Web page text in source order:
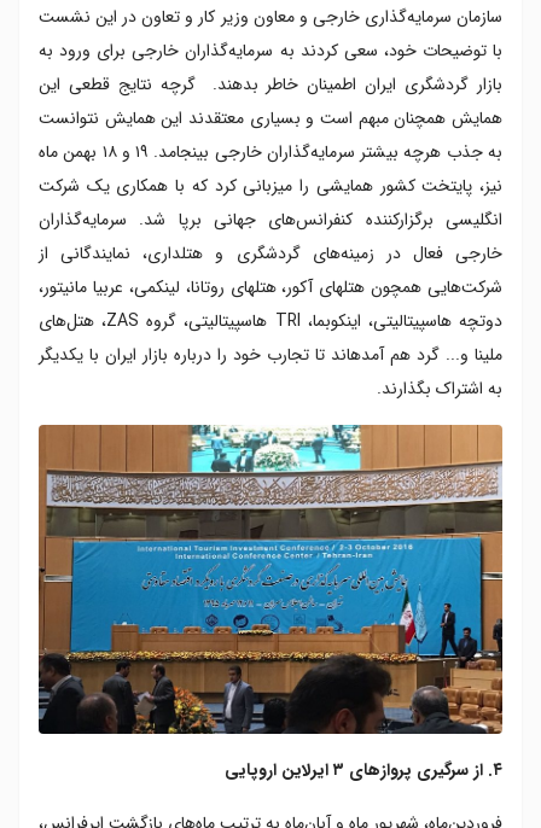
سازمان سرمایه‌گذاری خارجی و معاون وزیر کار و تعاون در این نشست
با توضیحات خود، سعی کردند به سرمایه‌گذاران خارجی برای ورود به
بازار گردشگری ایران اطمینان خاطر بدهند. گرچه نتایج قطعی این
همایش همچنان مبهم است و بسیاری معتقدند این همایش نتوانست
به جذب هرچه بیشتر سرمایه‌گذاران خارجی بینجامد. ۱۹ و ۱۸ بهمن ماه
نیز، پایتخت کشور همایشی را میزبانی کرد که با همکاری یک شرکت
انگلیسی برگزارکننده کنفرانس‌های جهانی برپا شد. سرمایه‏‌گذاران
خارجی فعال در زمینه‌‏های گردشگری و هتلداری، نمایندگانی از
شرکت‌هایی همچون هتل‏های آکور، هتل‏های روتانا، لینک‏می، عربیا مانیتور،
دوتچه هاسپیتالیتی، اینکوبما، TRI هاسپیتالیتی، گروه ZAS، هتل‌‏های
ملینا و... گرد هم آمده‏اند تا تجارب خود را درباره بازار ایران با یکدیگر
به اشتراک بگذارند.
۴. از سرگیری پروازهای ۳ ایرلاین اروپایی